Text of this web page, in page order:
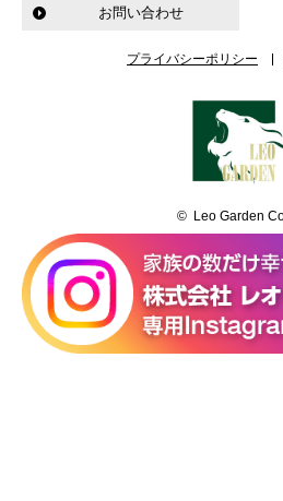
お問い合わせ
プライバシーポリシー
© Leo Garden